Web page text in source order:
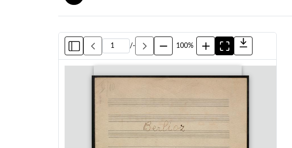
/- 100%